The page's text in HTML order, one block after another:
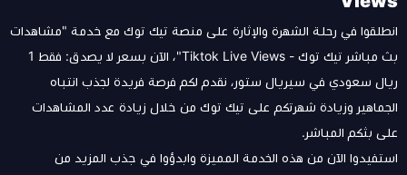
انطلقوا في رحلة الشهرة والإثارة على منصة تيك توك مع خدمة "مشاهدات
بث مباشر تيك توك - Tiktok Live Views"، الآن بسعر لا يصدق: فقط 1
ريال سعودي في سيريال ستور، نقدم لكم فرصة فريدة لجذب انتباه
الجماهير وزيادة شهرتكم على تيك توك من خلال زيادة عدد المشاهدات
على بثكم المباشر.
استفيدوا الآن من هذه الخدمة المميزة وابدؤوا في جذب المزيد من